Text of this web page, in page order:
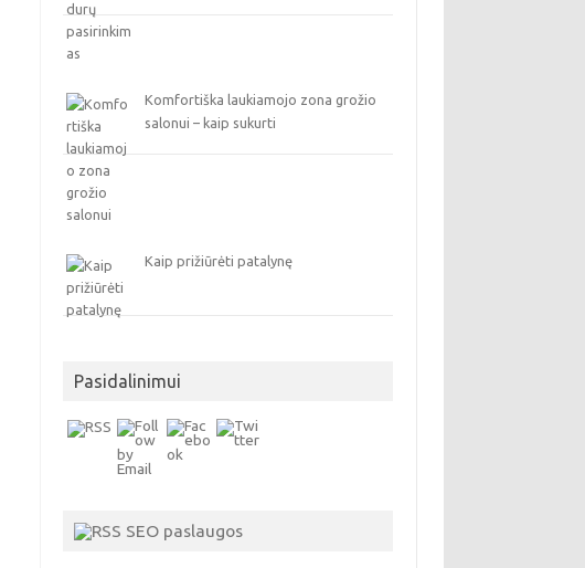
Komfortiška laukiamojo zona grožio
salonui – kaip sukurti
Kaip prižiūrėti patalynę
Pasidalinimui
SEO paslaugos